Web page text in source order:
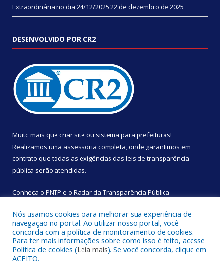
Extraordinária no dia 24/12/2025 22 de dezembro de 2025
DESENVOLVIDO POR CR2
Muito mais que criar site ou sistema para prefeituras!
Realizamos uma assessoria completa, onde garantimos em
contrato que todas as exigências das leis de transparência
pública serão atendidas.
Conheça o PNTP e o Radar da Transparência Pública
Todos os direitos reservados a Câmara Municipal de São
Sebastião da Boa Vista.
Nós usamos cookies para melhorar sua experiência de
navegação no portal. Ao utilizar nosso portal, você
concorda com a política de monitoramento de cookies.
Para ter mais informações sobre como isso é feito, acesse
Política de cookies (Leia mais). Se você concorda, clique em
ACEITO.